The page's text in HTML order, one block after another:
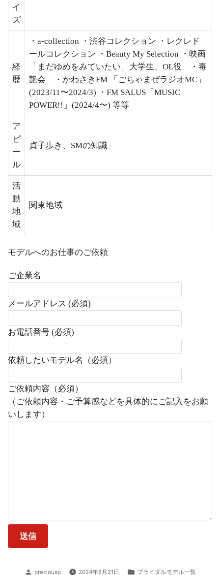
イ
ズ
経
歴
・a-collection ・渋谷コレクション ・レクレド
ールコレクション ・Beauty My Selection ・映画
「まだゆめをみていたい」大学生、OL役 ・毒
艶会 ・かわさきFM 「ごちゃまぜラジオMC」
(2023/11〜2024/3) ・FM SALUS「MUSIC
POWER!!」(2024/4〜) 等等
ア
ピ
ー
ル
貞子歩き、SMの知識
活
動
地
域
関東地域
モデルへのお仕事のご依頼
ご企業名
メールアドレス (必須)
お電話番号 (必須)
依頼したいモデル名（必須）
ご依頼内容（必須）
（ご依頼内容・ご予算感などを具体的にご記入をお願
いします）
投
preciousp 2024年8月21日 カ
ブライダルモデル一覧